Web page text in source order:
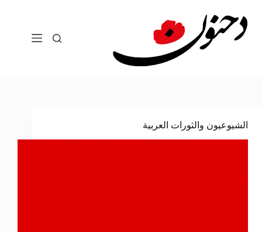
المحتوى
الشيوعيون والثورات العربية